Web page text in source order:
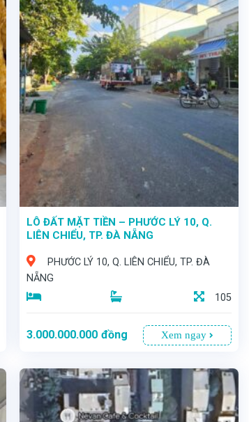
LÔ ĐẤT MẶT TIỀN – PHƯỚC LÝ 10, Q.
LIÊN CHIỂU, TP. ĐÀ NẴNG
PHƯỚC LÝ 10, Q. LIÊN CHIỂU, TP. ĐÀ
NẴNG
105
3.000.000.000 đồng Xem ngay